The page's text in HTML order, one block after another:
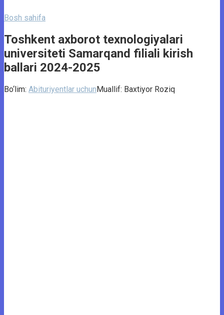
Bosh sahifa
Toshkent axborot texnologiyalari
universiteti Samarqand filiali kirish
ballari 2024-2025
Bo‘lim: Abituriyentlar uchunMuallif: Baxtiyor Roziq